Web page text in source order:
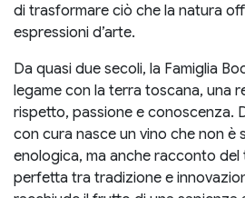
di trasformare ciò che la natura
espressioni d’arte.
Da quasi due secoli, la Famiglia
legame con la terra toscana, una
rispetto, passione e conoscenza.
con cura nasce un vino che non è
enologica, ma anche racconto
perfetta tra tradizione e